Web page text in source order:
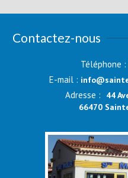
Contactez-nous
Téléphone :
E-mail :
Adresse :
44
66470